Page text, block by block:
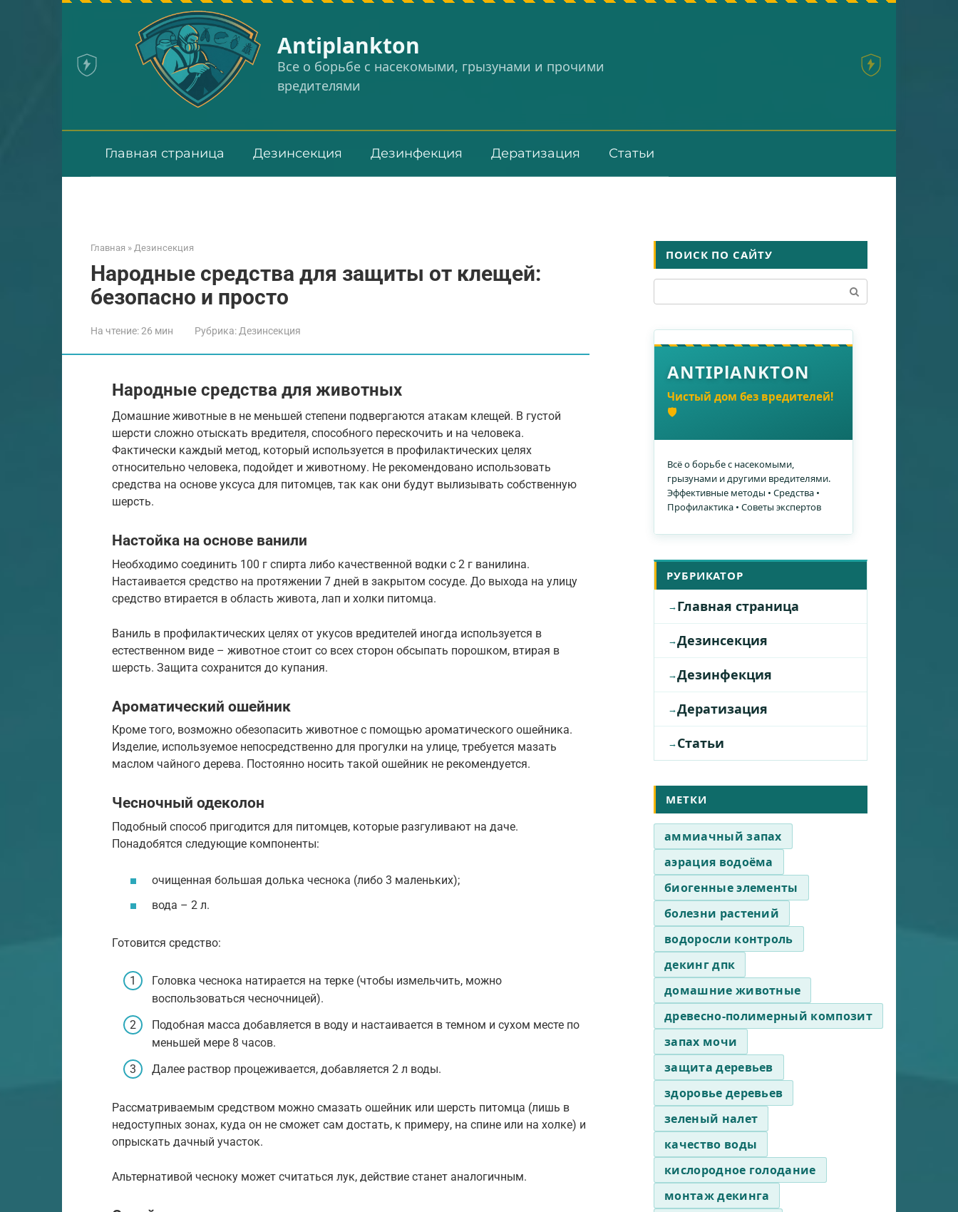
Аntiplankton
Все о борьбе с насекомыми, грызунами и прочими
вредителями
Главная страница Дезинсекция Дезинфекция Дератизация Статьи
Главная » Дезинсекция
Народные средства для защиты от клещей:
безопасно и просто
На чтение:26 мин Рубрика: Дезинсекция
Народные средства для животных
Домашние животные в не меньшей степени подвергаются атакам клещей. В густой
шерсти сложно отыскать вредителя, способного перескочить и на человека.
Фактически каждый метод, который используется в профилактических целях
относительно человека, подойдет и животному. Не рекомендовано использовать
средства на основе уксуса для питомцев, так как они будут вылизывать собственную
шерсть.
Настойка на основе ванили
Необходимо соединить 100 г спирта либо качественной водки с 2 г ванилина.
Настаивается средство на протяжении 7 дней в закрытом сосуде. До выхода на улицу
средство втирается в область живота, лап и холки питомца.
Ваниль в профилактических целях от укусов вредителей иногда используется в
естественном виде – животное стоит со всех сторон обсыпать порошком, втирая в
шерсть. Защита сохранится до купания.
Ароматический ошейник
Кроме того, возможно обезопасить животное с помощью ароматического ошейника.
Изделие, используемое непосредственно для прогулки на улице, требуется мазать
маслом чайного дерева. Постоянно носить такой ошейник не рекомендуется.
Чесночный одеколон
Подобный способ пригодится для питомцев, которые разгуливают на даче.
Понадобятся следующие компоненты:
очищенная большая долька чеснока (либо 3 маленьких);
вода – 2 л.
Готовится средство:
Головка чеснока натирается на терке (чтобы измельчить, можно
воспользоваться чесночницей).
Подобная масса добавляется в воду и настаивается в темном и сухом месте по
меньшей мере 8 часов.
Далее раствор процеживается, добавляется 2 л воды.
Рассматриваемым средством можно смазать ошейник или шерсть питомца (лишь в
недоступных зонах, куда он не сможет сам достать, к примеру, на спине или на холке) и
опрыскать дачный участок.
Альтернативой чесноку может считаться лук, действие станет аналогичным.
ПОИСК ПО САЙТУ
ANTIPlANKTON
Чистый дом без вредителей!
🛡️
Всё о борьбе с насекомыми,
грызунами и другими вредителями.
Эффективные методы • Средства •
Профилактика • Советы экспертов
РУБРИКАТОР
Главная страница
Дезинсекция
Дезинфекция
Дератизация
Статьи
МЕТКИ
аммиачный запах
аэрация водоёма
биогенные элементы
болезни растений
водоросли контроль
декинг дпк
домашние животные
древесно-полимерный композит
запах мочи
защита деревьев
здоровье деревьев
зеленый налет
качество воды
кислородное голодание
монтаж декинга